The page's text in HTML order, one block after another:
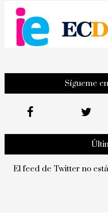
Sígueme
El feed de Twitter no